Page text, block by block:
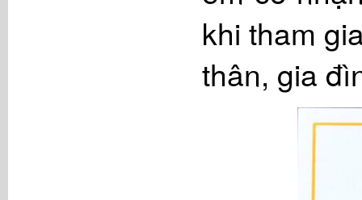
khi tham
thân, gia